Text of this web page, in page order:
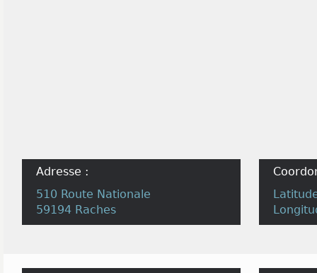
Adresse :
510 Route Nationale
59194 Raches